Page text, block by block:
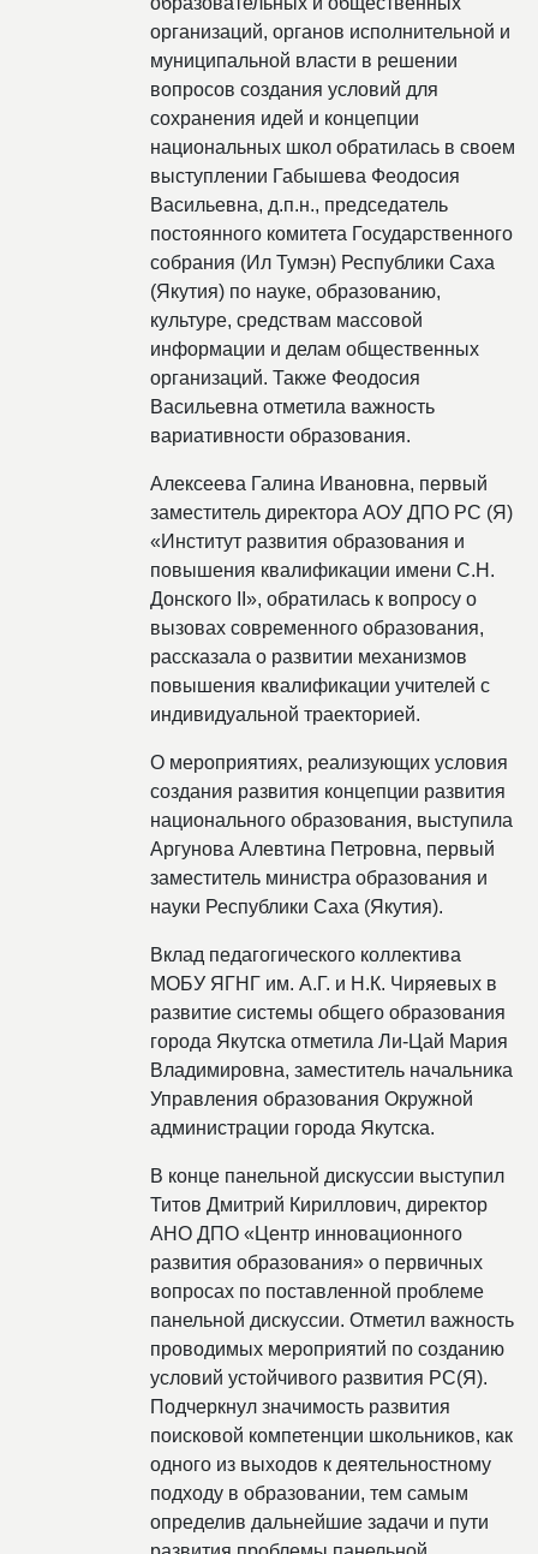
организаций, органов исполнительной и
муниципальной власти в решении
вопросов создания условий для
сохранения идей и концепции
национальных школ обратилась в своем
выступлении Габышева Феодосия
Васильевна, д.п.н., председатель
постоянного комитета Государственного
собрания (Ил Тумэн) Республики Саха
(Якутия) по науке, образованию,
культуре, средствам массовой
информации и делам общественных
организаций. Также Феодосия
Васильевна отметила важность
вариативности образования.
Алексеева Галина Ивановна, первый
заместитель директора АОУ ДПО РС (Я)
«Институт развития образования и
повышения квалификации имени С.Н.
Донского II», обратилась к вопросу о
вызовах современного образования,
рассказала о развитии механизмов
повышения квалификации учителей с
индивидуальной траекторией.
О мероприятиях, реализующих условия
создания развития концепции развития
национального образования, выступила
Аргунова Алевтина Петровна, первый
заместитель министра образования и
науки Республики Саха (Якутия).
Вклад педагогического коллектива
МОБУ ЯГНГ им. А.Г. и Н.К. Чиряевых в
развитие системы общего образования
города Якутска отметила Ли-Цай Мария
Владимировна, заместитель начальника
Управления образования Окружной
администрации города Якутска.
В конце панельной дискуссии выступил
Титов Дмитрий Кириллович, директор
АНО ДПО «Центр инновационного
развития образования» о первичных
вопросах по поставленной проблеме
панельной дискуссии. Отметил важность
проводимых мероприятий по созданию
условий устойчивого развития РС(Я).
Подчеркнул значимость развития
поисковой компетенции школьников, как
одного из выходов к деятельностному
подходу в образовании, тем самым
определив дальнейшие задачи и пути